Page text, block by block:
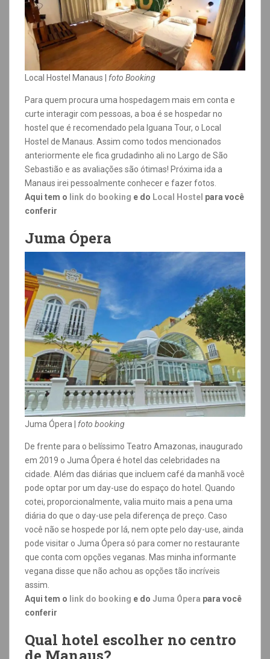
Local Hostel Manaus | foto Booking
Para quem procura uma hospedagem mais em conta e
curte interagir com pessoas, a boa é se hospedar no
hostel que é recomendado pela Iguana Tour, o Local
Hostel de Manaus. Assim como todos mencionados
anteriormente ele fica grudadinho ali no Largo de São
Sebastião e as avaliações são ótimas! Próxima ida a
Manaus irei pessoalmente conhecer e fazer fotos.
Aqui tem o link do booking e do Local Hostel para você
conferir
Juma Ópera
Juma Ópera | foto booking
De frente para o belíssimo Teatro Amazonas, inaugurado
em 2019 o Juma Ópera é hotel das celebridades na
cidade. Além das diárias que incluem café da manhã você
pode optar por um day-use do espaço do hotel. Quando
cotei, proporcionalmente, valia muito mais a pena uma
diária do que o day-use pela diferença de preço. Caso
você não se hospede por lá, nem opte pelo day-use, ainda
pode visitar o Juma Ópera só para comer no restaurante
que conta com opções veganas. Mas minha informante
vegana disse que não achou as opções tão incríveis
assim.
Aqui tem o link do booking e do Juma Ópera para você
conferir
Qual hotel escolher no centro
de Manaus?